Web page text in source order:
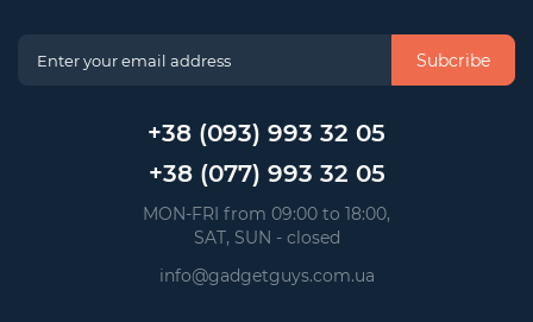
Subcribe
+38 (093) 993 32 05
+38 (077) 993 32 05
MON-FRI from 09:00 to 18:00,
SAT, SUN - closed
info@gadgetguys.com.ua